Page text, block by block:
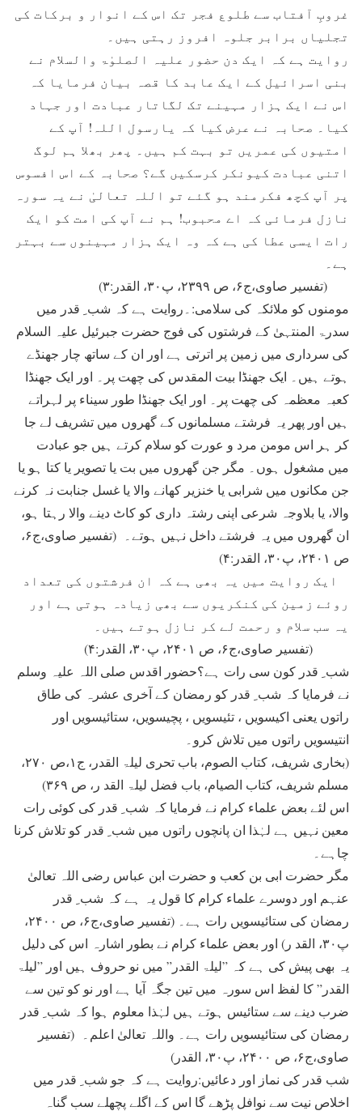
غروبِ آفتاب سے طلوع فجر تک اس کے انوار و برکات کی
تجلیاں برابر جلوہ افروز رہتی ہیں۔
روایت ہے کہ ایک دن حضور علیہ الصلوٰۃ والسلام نے
بنی اسرائیل کے ایک عابد کا قصہ بیان فرمایا کہ
اس نے ایک ہزار مہینے تک لگاتار عبادت اور جہاد
کیا۔ صحابہ نے عرض کیا کہ یارسول اللہ! آپ کے
امتیوں کی عمریں تو بہت کم ہیں۔ پھر بھلا ہم لوگ
اتنی عبادت کیونکر کرسکیں گے؟ صحابہ کے اس افسوس
پر آپ کچھ فکرمند ہو گئے تو اللہ تعالیٰ نے یہ سورہ
نازل فرمائی کہ اے محبوب! ہم نے آپ کی امت کو ایک
رات ایسی عطا کی ہے کہ وہ ایک ہزار مہینوں سے بہتر
ہے۔
(تفسیر صاوی،ج۶، ص ۲۳۹۹، پ۳۰، القدر:۳)
مومنوں کو ملائکہ کی سلامی:۔روایت ہے کہ شب ِ قدر میں
سدرۃ المنتہیٰ کے فرشتوں کی فوج حضرت جبرئیل علیہ السلام
کی سرداری میں زمین پر اترتی ہے اور ان کے ساتھ چار جھنڈے
ہوتے ہیں۔ ایک جھنڈا بیت المقدس کی چھت پر۔ اور ایک جھنڈا
کعبہ معظمہ کی چھت پر۔ اور ایک جھنڈا طور سیناء پر لہراتے
ہیں اور پھر یہ فرشتے مسلمانوں کے گھروں میں تشریف لے جا
کر ہر اس مومن مرد و عورت کو سلام کرتے ہیں جو عبادت
میں مشغول ہوں۔ مگر جن گھروں میں بت یا تصویر یا کتا ہو یا
جن مکانوں میں شرابی یا خنزیر کھانے والا یا غسل جنابت نہ کرنے
والا، یا بلاوجہ شرعی اپنی رشتہ داری کو کاٹ دینے والا رہتا ہو،
ان گھروں میں یہ فرشتے داخل نہیں ہوتے۔ (تفسیر صاوی،ج۶،
ص ۲۴۰۱، پ۳۰، القدر:۴)
ایک روایت میں یہ بھی ہے کہ ان فرشتوں کی تعداد
روئے زمین کی کنکریوں سے بھی زیادہ ہوتی ہے اور
یہ سب سلام و رحمت لے کر نازل ہوتے ہیں۔
(تفسیر صاوی،ج۶، ص ۲۴۰۱، پ۳۰، القدر:۴)
شب ِ قدر کون سی رات ہے؟حضور اقدس صلی اللہ علیہ وسلم
نے فرمایا کہ شب ِ قدر کو رمضان کے آخری عشرہ کی طاق
راتوں یعنی اکیسویں ، تئیسویں ، پچیسویں، ستائیسویں اور
انتیسویں راتوں میں تلاش کرو۔
(بخاری شریف، کتاب الصوم، باب تحری لیلۃ القدر، ج۱،ص ۲۷۰،
مسلم شریف، کتاب الصیام، باب فضل لیلۃ القد ر، ص ۳۶۹)
اس لئے بعض علماء کرام نے فرمایا کہ شب ِ قدر کی کوئی رات
معین نہیں ہے لہٰذا ان پانچوں راتوں میں شب ِ قدر کو تلاش کرنا
چاہے۔
مگر حضرت ابی بن کعب و حضرت ابن عباس رضی اللہ تعالیٰ
عنہم اور دوسرے علماء کرام کا قول یہ ہے کہ شب ِ قدر
رمضان کی ستائیسویں رات ہے۔ (تفسیر صاوی،ج۶، ص ۲۴۰۰،
پ۳۰، القد ر) اور بعض علماء کرام نے بطور اشارہ اس کی دلیل
یہ بھی پیش کی ہے کہ ”لیلۃ القدر” میں نو حروف ہیں اور ”لیلۃ
القدر” کا لفظ اس سورہ میں تین جگہ آیا ہے اور نو کو تین سے
ضرب دینے سے ستائیس ہوتے ہیں لہٰذا معلوم ہوا کہ شب ِ قدر
رمضان کی ستائیسویں رات ہے۔ واللہ تعالیٰ اعلم۔ (تفسیر
صاوی،ج۶، ص ۲۴۰۰، پ۳۰، القدر)
شب قدر کی نماز اور دعائیں:روایت ہے کہ جو شب ِ قدر میں
اخلاصِ نیت سے نوافل پڑھے گا اس کے اگلے پچھلے سب گناہ